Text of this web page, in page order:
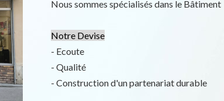
Nous sommes spécialisés dans le Bâtiment
Notre Devise
- Ecoute
- Qualité
- Construction d'un partenariat durable